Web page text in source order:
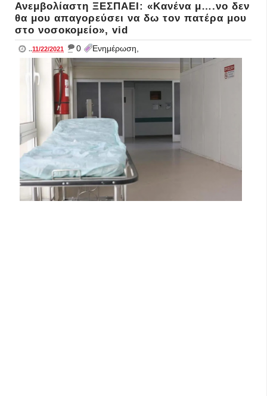
Ανεμβολίαστη ΞΕΣΠΑΕΙ: «Κανένα μ….νο δεν
θα μου απαγορεύσει να δω τον πατέρα μου
στο νοσοκομείο», vid
..11/22/2021 _ 0 Ενημέρωση,